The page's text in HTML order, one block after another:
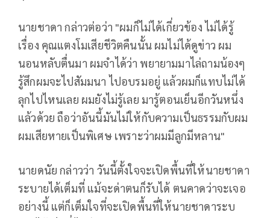
นายชาดา กล่าวต่อว่า "ผมก็ไม่ได้เกี่ยวข้อง ไม่ได้รู้
เรื่อง คุณแตงโมเสียชีวิตคืนนั้น ผมไม่ได้ดูข่าว ผม
นอนหลับตื่นมา ผมจำได้ว่า พยายามมาไล่ถามน้องๆ
รู้สึกผมจะไปสัมมนา ไปอบรมอยู่ แล้วผมก็แทบไม่ได้
ลุกไปไหนเลย ผมยังไม่รู้เลย มารู้ตอนเย็นอีกวันหนึ่ง
แล้วด้วย ถือว่าอันนี้มันไม่ให้กับความเป็นธรรมกับผม
ผมเสียหายเป็นพิเศษ เพราะว่าผมมีลูกมีหลาน"
นายดนัย กล่าวว่า วันนี้ตั้งใจจะเปิดพื้นที่ให้นายชาดา
ระบายได้เต็มที่ แม้จะด่าตนก็รับได้ ตนคาดว่าจะเจอ
อย่างนี้ แต่ก็เต็มใจที่จะเปิดพื้นที่ให้นายชาดาระบ